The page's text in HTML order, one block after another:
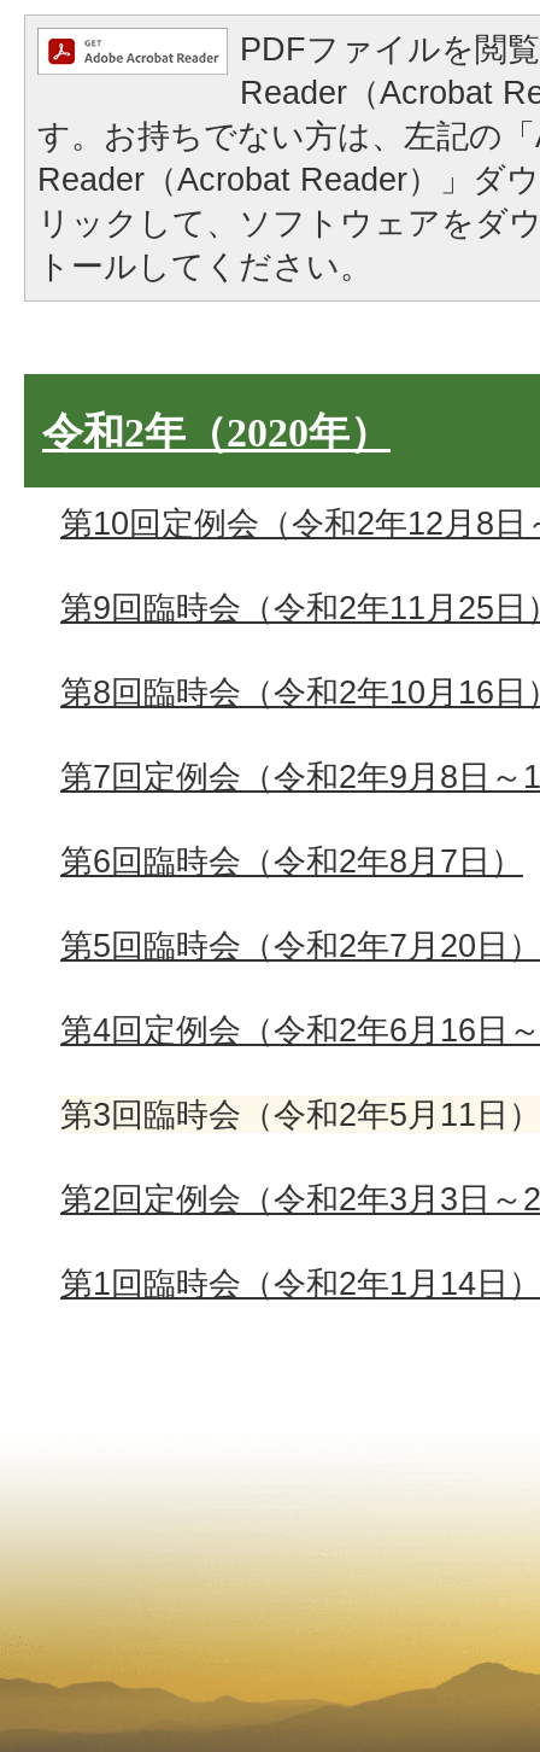
PDFファイルを閲
Reader（Acrobat
す。お持ちでない方は、左記の
Reader（Acrobat Reader）」ダ
リックして、ソフトウェアをダ
トールしてください。
令和2年（2020年）
第10回定例会（令和2年12月8日
第9回臨時会（令和2年11月25日
第8回臨時会（令和2年10月16日
第7回定例会（令和2年9月8日～
第6回臨時会（令和2年8月7日）
第5回臨時会（令和2年7月20日）
第4回定例会（令和2年6月16日
第3回臨時会（令和2年5月11日）
第2回定例会（令和2年3月3日～
第1回臨時会（令和2年1月14日）